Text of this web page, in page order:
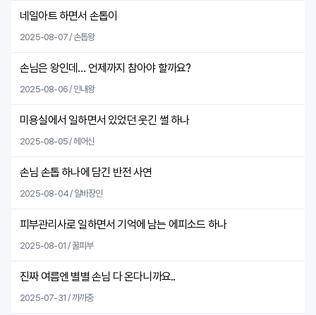
네일아트 하면서 손톱이
2025-08-07 / 손톱왕
손님은 왕인데… 언제까지 참아야 할까요?
2025-08-06 / 인내왕
미용실에서 일하면서 있었던 웃긴 썰 하나
2025-08-05 / 헤어신
손님 손톱 하나에 담긴 반전 사연
2025-08-04 / 알바장인
피부관리사로 일하면서 기억에 남는 에피소드 하나
2025-08-01 / 꿀피부
진짜 여름엔 별별 손님 다 온다니까요..
2025-07-31 / 까까중